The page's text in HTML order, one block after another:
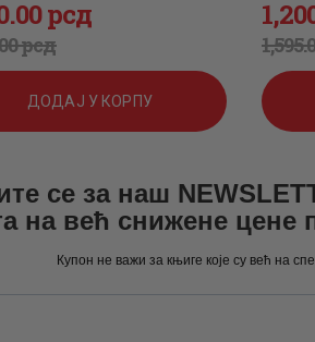
рсд
.
.00рсд
.
ДОДАЈ У КОРПУ
1,595.
је
је:
0
се за наш
на већ снижене цене
Купон не важи за књиге које су већ на